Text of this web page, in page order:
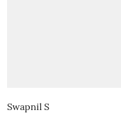
Swapnil S